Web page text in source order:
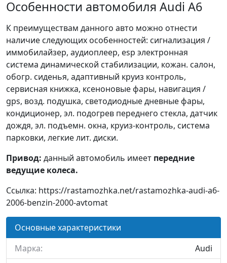
Особенности автомобиля Audi A6
К преимуществам данного авто можно отнести
наличие следующих особенностей: сигнализация /
иммобилайзер, аудиоплеер, esp электронная
система динамической стабилизации, кожан. салон,
обогр. сиденья, адаптивный круиз контроль,
сервисная книжка, ксеноновые фары, навигация /
gps, возд. подушка, светодиодные дневные фары,
кондиционер, эл. подогрев переднего стекла, датчик
дождя, эл. подъемн. окна, круиз-контроль, система
парковки, легкие лит. диски.
Привод: данный автомобиль имеет передние
ведущие колеса.
Ссылка: https://rastamozhka.net/rastamozhka-audi-a6-
2006-benzin-2000-avtomat
Основные характеристики
Марка:
Audi